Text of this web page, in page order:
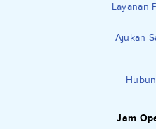
Layanan
Ajukan
Jam